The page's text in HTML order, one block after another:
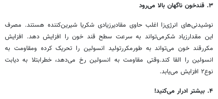
۳. قندخون ناگهان بالا می‌رود
نوشیدنی‌های انرژی‌زا اغلب حاوی مقادیرزیادی شکریا شیرین‌کننده هستند. مصرف
این مقدارزیاد شکرمی‌تواند به سرعت سطح قند خون را افزایش دهد. افزایش
مکررقند خون می‌تواند به طورمکررتولید انسولین را تحریک کرده ومقاومت به
انسولین را القا کند.وقتی مقاومت به انسولین رخ می‌دهد، خطرابتلا به دیابت
نوع۲ افزایش می‌یابد.
۴. بیشتر ادرار می‌کنید!